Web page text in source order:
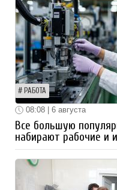
РАБОТА
08:08 | 6 августа
Все большую
набирают рабочие и